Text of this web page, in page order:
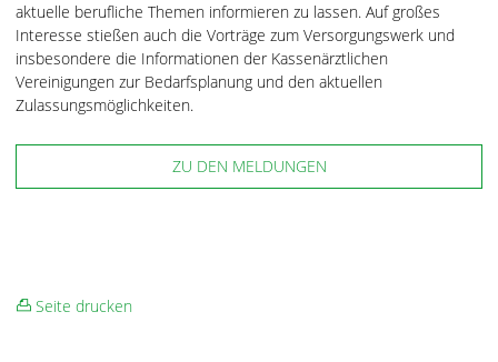
aktuelle berufliche Themen informieren zu lassen. Auf großes
Interesse stießen auch die Vorträge zum Versorgungswerk und
insbesondere die Informationen der Kassenärztlichen
Vereinigungen zur Bedarfsplanung und den aktuellen
Zulassungsmöglichkeiten.
ZU DEN MELDUNGEN
Seite drucken